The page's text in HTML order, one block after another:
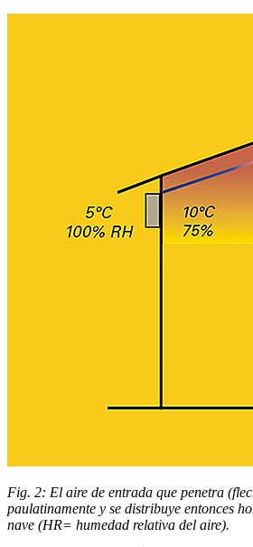
Fig. 2: El aire de entrada que penetra
paulatinamente y se distribuye entonces
nave (HR= humedad relativa del aire).